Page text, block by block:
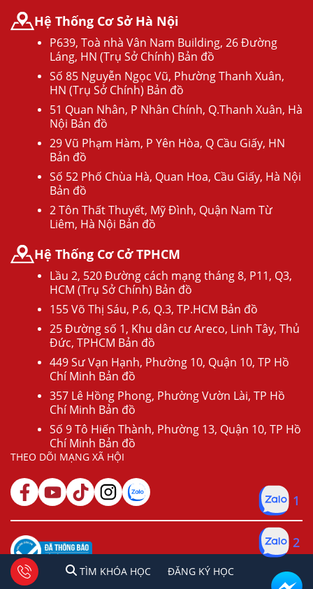
Hệ Thống Cơ Sở Hà Nội
P639, Toà nhà Vân Nam Building, 26 Đường
Láng, HN (Trụ Sở Chính) Bản đồ
Số 85 Nguyễn Ngọc Vũ, Phường Thanh Xuân,
HN (Trụ Sở Chính) Bản đồ
51 Quan Nhân, P Nhân Chính, Q.Thanh Xuân, Hà
Nội Bản đồ
29 Vũ Phạm Hàm, P Yên Hòa, Q Cầu Giấy, HN
Bản đồ
Số 52 Phố Chùa Hà, Quan Hoa, Cầu Giấy, Hà Nội
Bản đồ
2 Tôn Thất Thuyết, Mỹ Đình, Quận Nam Từ
Liêm, Hà Nội Bản đồ
Hệ Thống Cơ Cở TPHCM
Lầu 2, 520 Đường cách mạng tháng 8, P11, Q3,
HCM (Trụ Sở Chính) Bản đồ
155 Võ Thị Sáu, P.6, Q.3, TP.HCM Bản đồ
25 Đường số 1, Khu dân cư Areco, Linh Tây, Thủ
Đức, TPHCM Bản đồ
449 Sư Vạn Hạnh, Phường 10, Quận 10, TP Hồ
Chí Minh Bản đồ
357 Lê Hồng Phong, Phường Vườn Lài, TP Hồ
Chí Minh Bản đồ
Số 9 Tô Hiến Thành, Phường 13, Quận 10, TP Hồ
Chí Minh Bản đồ
THEO DÕI MẠNG XÃ HỘI
TÌM KHÓA HỌC ĐĂNG KÍ HỌC
1 2 Tư vấn facebook
TÌM KHÓA HỌC ĐĂNG KÝ HỌC
1
2